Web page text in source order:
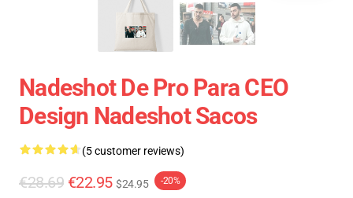
Nadeshot De Pro Para CEO
Design Nadeshot Sacos
(5 customer reviews)
€28.69 €22.95 $24.95 -20%